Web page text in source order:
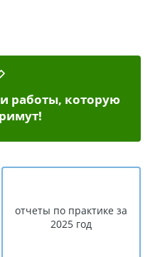
работы, которую
отчеты по практике за
2025 год